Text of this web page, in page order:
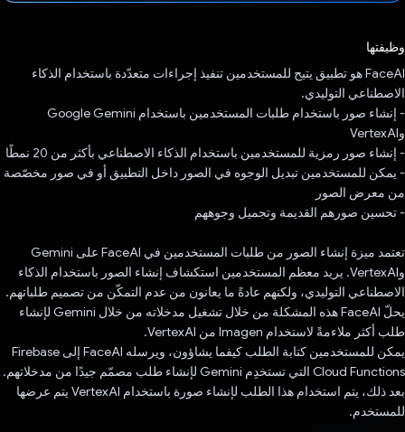
وظيفتها
‫FaceAI هو تطبيق يتيح للمستخدمين تنفيذ إجراءات متعدّدة باستخدام الذكاء
الاصطناعي التوليدي.
- إنشاء صور باستخدام طلبات المستخدمين باستخدام Google Gemini
وVertexAI
- إنشاء صور رمزية للمستخدمين باستخدام الذكاء الاصطناعي بأكثر من 20 نمطًا
- يمكن للمستخدمين تبديل الوجوه في الصور داخل التطبيق أو في صور مخصّصة
من معرض الصور
- تحسين صورهم القديمة وتجميل وجوههم
تعتمد ميزة إنشاء الصور من طلبات المستخدمين في FaceAI على Gemini
وVertexAI. يريد معظم المستخدمين استكشاف إنشاء الصور باستخدام الذكاء
الاصطناعي التوليدي، ولكنهم عادةً ما يعانون من عدم التمكّن من تصميم طلباتهم.
يحلّ FaceAI هذه المشكلة من خلال تشغيل مدخلاته من خلال Gemini لإنشاء
طلب أكثر ملاءمةً لاستخدام Imagen من VertexAI.
يمكن للمستخدمين كتابة الطلب كيفما يشاؤون، ويرسله FaceAI إلى Firebase
Cloud Functions التي تستخدِم Gemini لإنشاء طلب مصمّم جيدًا من مدخلاتهم.
بعد ذلك، يتم استخدام هذا الطلب لإنشاء صورة باستخدام VertexAI يتم عرضها
للمستخدم.